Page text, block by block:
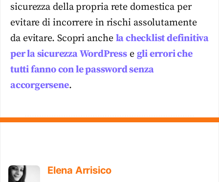
sicurezza della propria rete domestica per
evitare di incorrere in rischi assolutamente
da evitare. Scopri anche la checklist definitiva
per la sicurezza WordPresse gli errori che
tutti fanno con le password senza
accorgersene.
Elena Arrisico